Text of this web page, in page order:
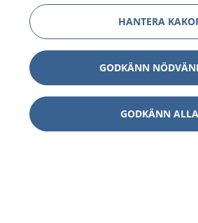
HANTERA
GODKÄNN
GODKÄNN ALLA